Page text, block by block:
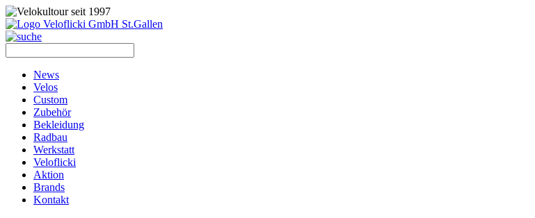
News
Velos
Custom
Zubehör
Bekleidung
Radbau
Werkstatt
Veloflicki
Aktion
Brands
Kontakt